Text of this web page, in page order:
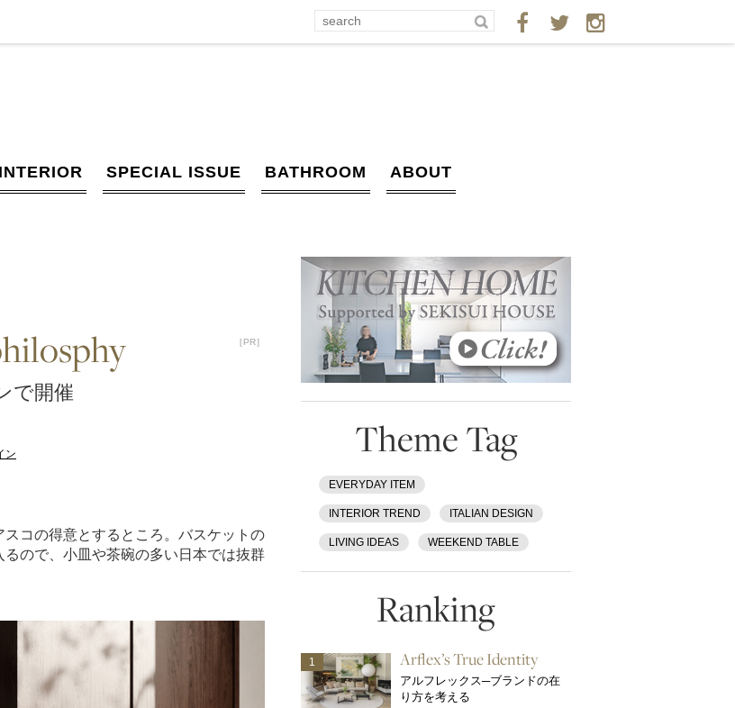
INTERIOR SPECIAL ISSUE BATHROOM ABOUT
［PR］
［PR］
で開催
ン
コの得意とするところ。バスケットの
ので、小皿や茶碗の多い日本では抜群
Theme Tag
EVERYDAY ITEM
INTERIOR TREND ITALIAN DESIGN
LIVING IDEAS WEEKEND TABLE
Ranking
1 Arflex’s True Identity
アルフレックス─ブランドの在
り方を考える